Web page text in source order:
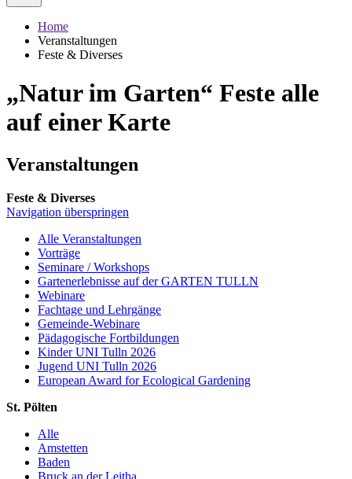
Home
Veranstaltungen
Feste & Diverses
„Natur im Garten“ Feste alle
auf einer Karte
Veranstaltungen
Feste & Diverses
Navigation überspringen
Alle Veranstaltungen
Vorträge
Seminare / Workshops
Gartenerlebnisse auf der GARTEN TULLN
Webinare
Fachtage und Lehrgänge
Gemeinde-Webinare
Pädagogische Fortbildungen
Kinder UNI Tulln 2026
Jugend UNI Tulln 2026
European Award for Ecological Gardening
St. Pölten
Alle
Amstetten
Baden
Bruck an der Leitha